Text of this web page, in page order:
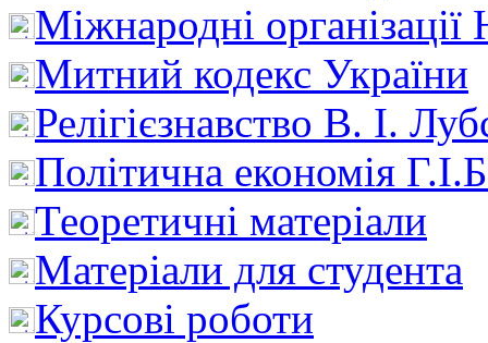
Міжнародні
Митний кодекс України
Релігієзнавство В. І.
Політична економія
Теоретичні матеріали
Матеріали для студента
Курсові роботи